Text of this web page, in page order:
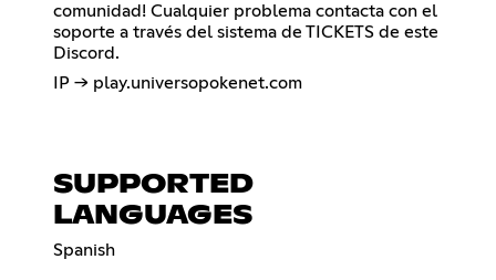
comunidad! Cualquier problema contacta con el
soporte a través del sistema de TICKETS de este
Discord.
IP → play.universopokenet.com
SUPPORTED
LANGUAGES
Spanish